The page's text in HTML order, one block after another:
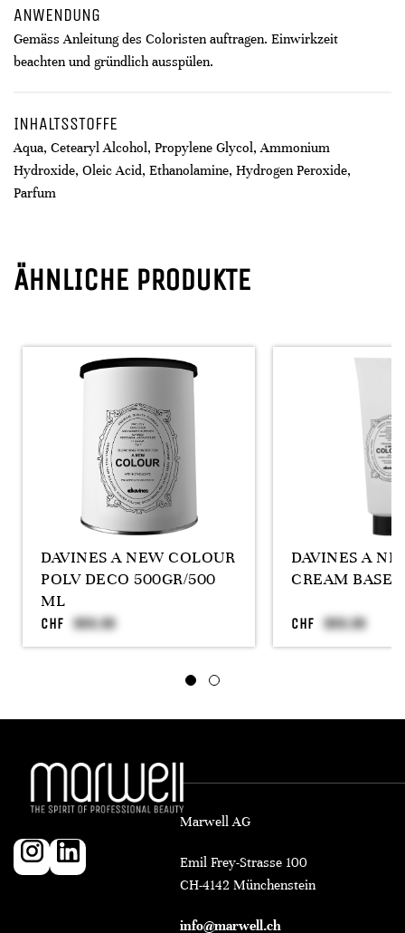
ANWENDUNG
Gemäss Anleitung des Coloristen auftragen. Einwirkzeit
beachten und gründlich ausspülen.
INHALTSSTOFFE
Aqua, Cetearyl Alcohol, Propylene Glycol, Ammonium
Hydroxide, Oleic Acid, Ethanolamine, Hydrogen Peroxide,
Parfum
ÄHNLICHE PRODUKTE
DAVINES A NEW COLOUR
POLV DECO 500GR/500
ML
CHF
DAVINES A
CREAM BASE
CHF
Marwell AG
Emil Frey-Strasse 100
CH-4142 Münchenstein
info@marwell.ch